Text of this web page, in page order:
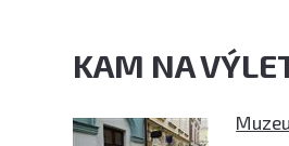
KAM NA